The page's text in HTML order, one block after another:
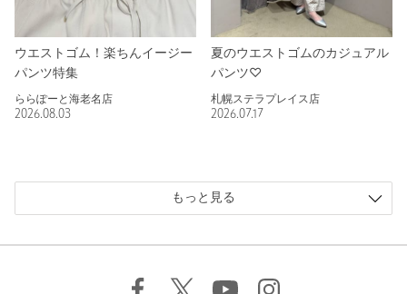
ウエストゴム！楽ちんイージー
パンツ特集
ららぽーと海老名店
2026.08.03
夏のウエストゴムのカジュアル
パンツ♡
札幌ステラプレイス店
2026.07.17
もっと見る